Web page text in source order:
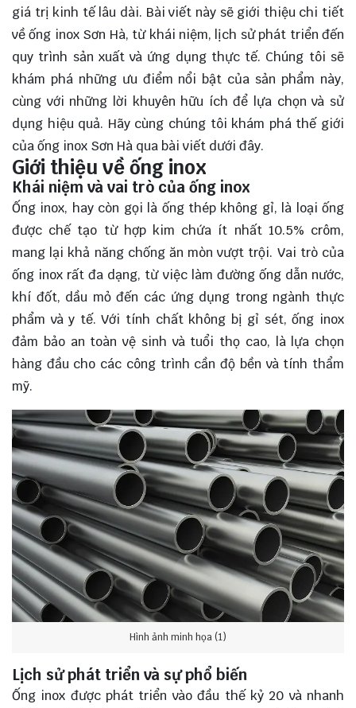
giá trị kinh tế lâu dài. Bài viết này sẽ giới thiệu chi tiết
về ống inox Sơn Hà, từ khái niệm, lịch sử phát triển đến
quy trình sản xuất và ứng dụng thực tế. Chúng tôi sẽ
khám phá những ưu điểm nổi bật của sản phẩm này,
cùng với những lời khuyên hữu ích để lựa chọn và sử
dụng hiệu quả. Hãy cùng chúng tôi khám phá thế giới
của ống inox Sơn Hà qua bài viết dưới đây.
Giới thiệu về ống inox
Khái niệm và vai trò của ống inox
Ống inox, hay còn gọi là ống thép không gỉ, là loại ống
được chế tạo từ hợp kim chứa ít nhất 10.5% crôm,
mang lại khả năng chống ăn mòn vượt trội. Vai trò của
ống inox rất đa dạng, từ việc làm đường ống dẫn nước,
khí đốt, dầu mỏ đến các ứng dụng trong ngành thực
phẩm và y tế. Với tính chất không bị gỉ sét, ống inox
đảm bảo an toàn vệ sinh và tuổi thọ cao, là lựa chọn
hàng đầu cho các công trình cần độ bền và tính thẩm
mỹ.
Hình ảnh minh họa (1)
Lịch sử phát triển và sự phổ biến
Ống inox được phát triển vào đầu thế kỷ 20 và nhanh